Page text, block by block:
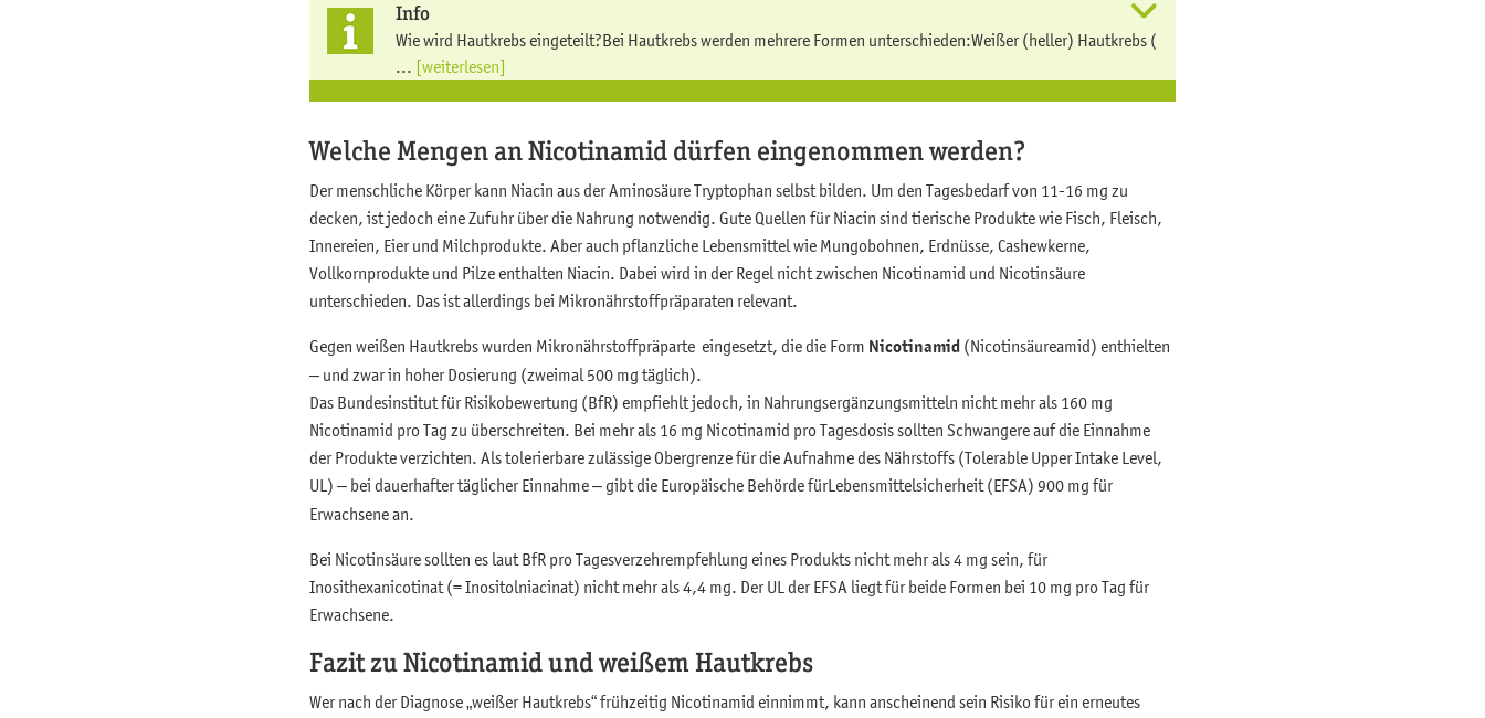
Info
Wie wird Hautkrebs eingeteilt?Bei Hautkrebs werden mehrere Formen unterschieden:Weißer (heller) Hautkrebs (
... [weiterlesen]
Welche Mengen an Nicotinamid dürfen eingenommen werden?
Der menschliche Körper kann Niacin aus der Aminosäure Tryptophan selbst bilden. Um den Tagesbedarf von 11-16 mg zu
decken, ist jedoch eine Zufuhr über die Nahrung notwendig. Gute Quellen für Niacin sind tierische Produkte wie Fisch, Fleisch,
Innereien, Eier und Milchprodukte. Aber auch pflanzliche Lebensmittel wie Mungobohnen, Erdnüsse, Cashewkerne,
Vollkornprodukte und Pilze enthalten Niacin. Dabei wird in der Regel nicht zwischen Nicotinamid und Nicotinsäure
unterschieden. Das ist allerdings bei Mikronährstoffpräparaten relevant.
Gegen weißen Hautkrebs wurden Mikronährstoffpräparte eingesetzt, die die Form Nicotinamid (Nicotinsäureamid) enthielten
– und zwar in hoher Dosierung (zweimal 500 mg täglich).
Das Bundesinstitut für Risikobewertung (BfR) empfiehlt jedoch, in Nahrungsergänzungsmitteln nicht mehr als 160 mg
Nicotinamid pro Tag zu überschreiten. Bei mehr als 16 mg Nicotinamid pro Tagesdosis sollten Schwangere auf die Einnahme
der Produkte verzichten. Als tolerierbare zulässige Obergrenze für die Aufnahme des Nährstoffs (Tolerable Upper Intake Level,
UL) – bei dauerhafter täglicher Einnahme – gibt die Europäische Behörde fürLebensmittelsicherheit (EFSA) 900 mg für
Erwachsene an.
Bei Nicotinsäure sollten es laut BfR pro Tagesverzehrempfehlung eines Produkts nicht mehr als 4 mg sein, für
Inosithexanicotinat (= Inositolniacinat) nicht mehr als 4,4 mg. Der UL der EFSA liegt für beide Formen bei 10 mg pro Tag für
Erwachsene.
Fazit zu Nicotinamid und weißem Hautkrebs
Wer nach der Diagnose „weißer Hautkrebs“ frühzeitig Nicotinamid einnimmt, kann anscheinend sein Risiko für ein erneutes